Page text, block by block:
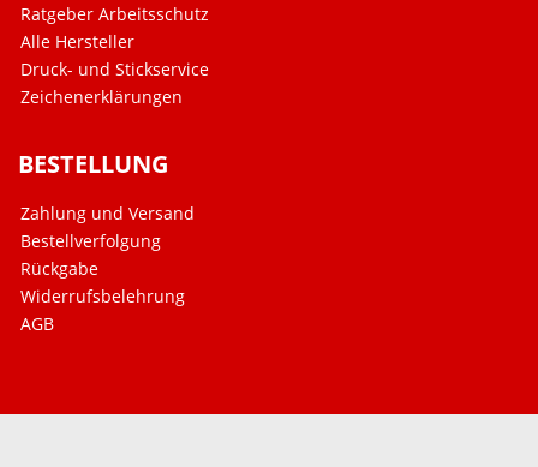
Ratgeber Arbeitsschutz
Alle Hersteller
Druck- und Stickservice
Zeichenerklärungen
BESTELLUNG
Zahlung und Versand
Bestellverfolgung
Rückgabe
Widerrufsbelehrung
AGB